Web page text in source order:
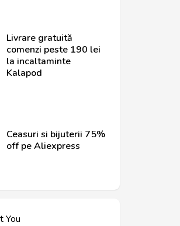
Livrare gratuită
comenzi peste 190 lei
la incaltaminte
Kalapod
Ceasuri si bijuterii 75%
off pe Aliexpress
You